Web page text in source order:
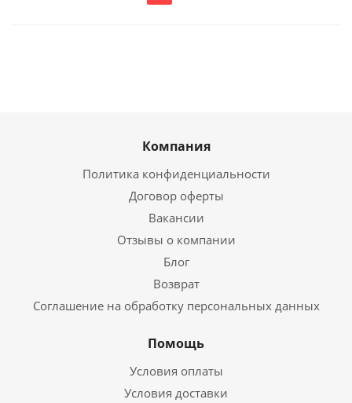
Компания
Политика конфиденциальности
Договор оферты
Вакансии
Отзывы о компании
Блог
Возврат
Соглашение на обработку персональных данных
Помощь
Условия оплаты
Условия доставки